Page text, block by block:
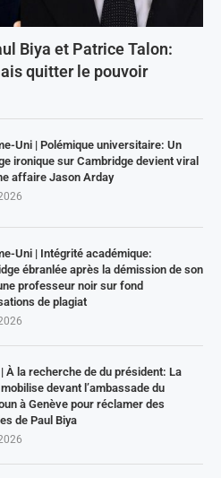
Biya et Patrice Talon:
quitter le pouvoir
Uni | Polémique universitaire: Un
ironique sur Cambridge devient viral
affaire Jason Arday
Uni | Intégrité académique:
ébranlée après la démission de son
professeur noir sur fond
de plagiat
À la recherche de du président: La
devant l’ambassade du
à Genève pour réclamer des
de Paul Biya